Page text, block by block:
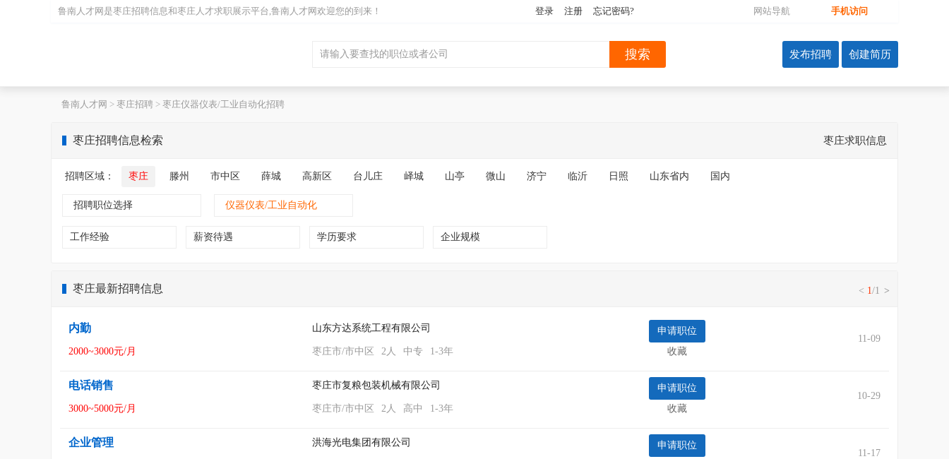
鲁南人才网是枣庄招聘信息和枣庄人才求职展示平台,鲁南人才网欢迎您的到来！ 手机访问
网站导航
登录 注册 忘记密码?
鲁南人才网 > 枣庄招聘 > 枣庄仪器仪表/工业自动化招聘
枣庄求职信息
枣庄招聘信息检索
招聘区域： 枣庄 滕州 市中区 薛城 高新区 台儿庄 峄城 山亭 微山 济宁 临沂 日照 山东省内 国内
招聘职位选择 仪器仪表/工业自动化
工作经验 薪资待遇 学历要求 企业规模
枣庄最新招聘信息 < 1/1 >
11-09
内勤
2000~3000元/月
山东方达系统工程有限公司
枣庄市/市中区 2人 中专 1-3年 收藏
10-29
电话销售
3000~5000元/月
枣庄市复粮包装机械有限公司
枣庄市/市中区 2人 高中 1-3年 收藏
11-17
企业管理 洪海光电集团有限公司